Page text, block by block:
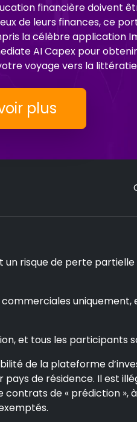
financière doivent
de leurs finances, ce
la célèbre application
AI Capex pour
voyage vers la
plus
risque de perte
et tous les participants
de la plateforme
de résidence. Il est
de « prédiction »,